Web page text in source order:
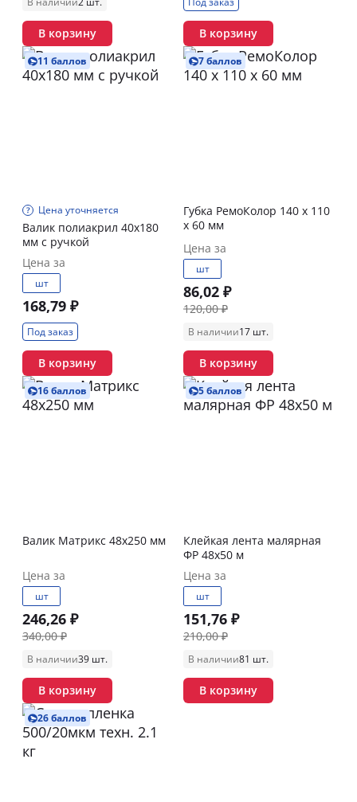
В корзину В корзину
11 баллов
Цена уточняется
Валик полиакрил 40х180
мм с ручкой
Цена за
шт
168,79 ₽
Под заказ
В корзину
7 баллов
Губка РемоКолор 140 x 110
x 60 мм
Цена за
шт
86,02 ₽
120,00 ₽
В наличии17 шт.
В корзину
16 баллов
Валик Матрикс 48х250 мм
Цена за
шт
246,26 ₽
340,00 ₽
В наличии39 шт.
В корзину
5 баллов
Клейкая лента малярная
ФР 48х50 м
Цена за
шт
151,76 ₽
210,00 ₽
В наличии81 шт.
В корзину
26 баллов